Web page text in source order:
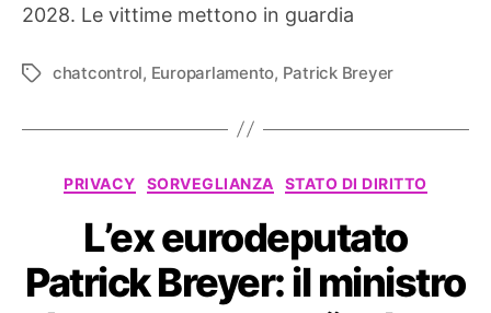
–
“I
figli
ne
risentiranno”
2028. Le vittime mettono in guardia
Tag chatcontrol, Europarlamento, Patrick Breyer
Categorie
PRIVACY SORVEGLIANZA STATO DI DIRITTO
L’ex eurodeputato
Patrick Breyer: il ministro